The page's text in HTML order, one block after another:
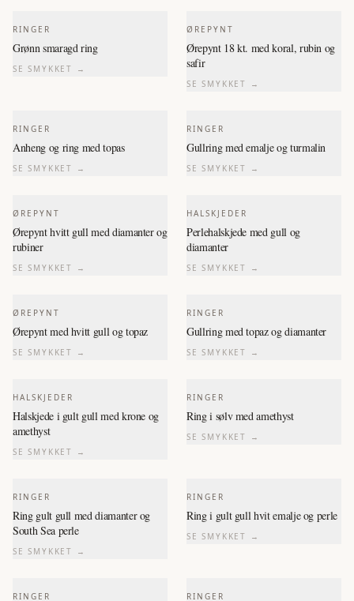
RINGER
Grønn smaragd ring
SE SMYKKET →
ØREPYNT
Ørepynt 18 kt. med koral, rubin og
safir
SE SMYKKET →
RINGER
Anheng og ring med topas
SE SMYKKET →
RINGER
Gullring med emalje og turmalin
SE SMYKKET →
ØREPYNT
Ørepynt hvitt gull med diamanter og
rubiner
SE SMYKKET →
HALSKJEDER
Perlehalskjede med gull og
diamanter
SE SMYKKET →
ØREPYNT
Ørepynt med hvitt gull og topaz
SE SMYKKET →
RINGER
Gullring med topaz og diamanter
SE SMYKKET →
HALSKJEDER
Halskjede i gult gull med krone og
amethyst
SE SMYKKET →
RINGER
Ring i sølv med amethyst
SE SMYKKET →
RINGER
Ring gult gull med diamanter og
South Sea perle
SE SMYKKET →
RINGER
Ring i gult gull hvit emalje og perle
SE SMYKKET →
RINGER RINGER